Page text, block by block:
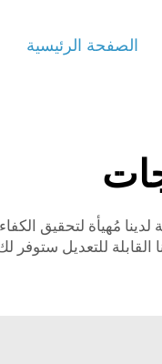
الصفحة الرئيسية
لدينا مُهيأة لتحقيق
القابلة للتعديل